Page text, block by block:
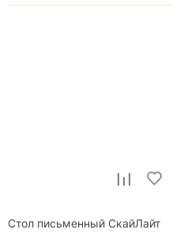
Стол письменный СкайЛайт